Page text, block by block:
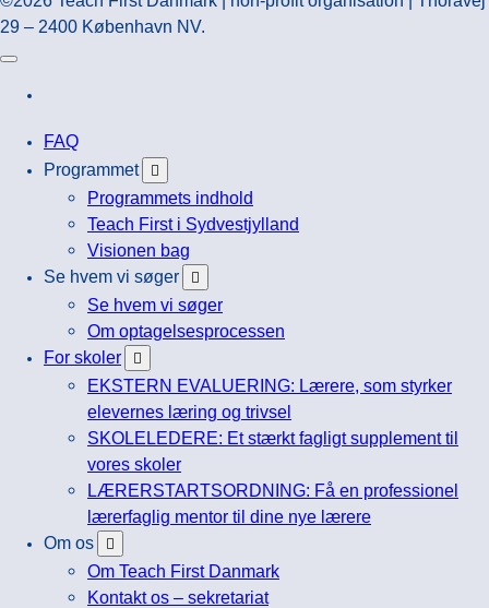
29 – 2400 København NV.
FAQ
Programmet
Programmets indhold
Teach First i Sydvestjylland
Visionen bag
Se hvem vi søger
Se hvem vi søger
Om optagelsesprocessen
For skoler
EKSTERN EVALUERING: Lærere, som styrker
elevernes læring og trivsel
SKOLELEDERE: Et stærkt fagligt supplement til
vores skoler
LÆRERSTARTSORDNING: Få en professionel
lærerfaglig mentor til dine nye lærere
Om os
Om Teach First Danmark
Kontakt os – sekretariat